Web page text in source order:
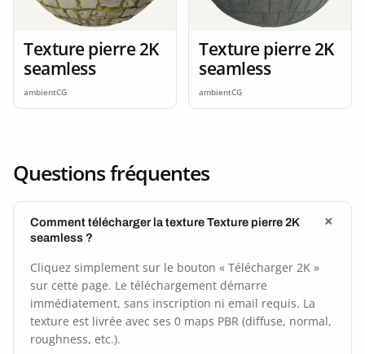
Texture pierre 2K
seamless
ambientCG
Texture pierre 2K
seamless
ambientCG
Questions fréquentes
Comment télécharger la texture Texture pierre 2K
seamless ?
Cliquez simplement sur le bouton « Télécharger 2K »
sur cette page. Le téléchargement démarre
immédiatement, sans inscription ni email requis. La
texture est livrée avec ses 0 maps PBR (diffuse, normal,
roughness, etc.).